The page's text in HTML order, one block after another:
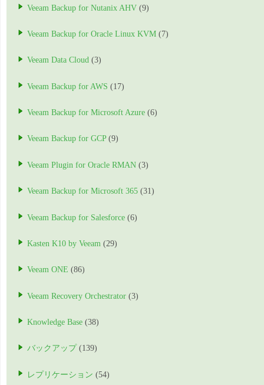
Veeam Backup for Nutanix AHV (9)
Veeam Backup for Oracle Linux KVM (7)
Veeam Data Cloud (3)
Veeam Backup for AWS (17)
Veeam Backup for Microsoft Azure (6)
Veeam Backup for GCP(9)
Veeam Plugin for Oracle RMAN (3)
Veeam Backup for Microsoft 365 (31)
Veeam Backup for Salesforce (6)
Kasten K10 by Veeam (29)
Veeam ONE (86)
Veeam Recovery Orchestrator (3)
Knowledge Base (38)
バックアップ (139)
レプリケーション (54)